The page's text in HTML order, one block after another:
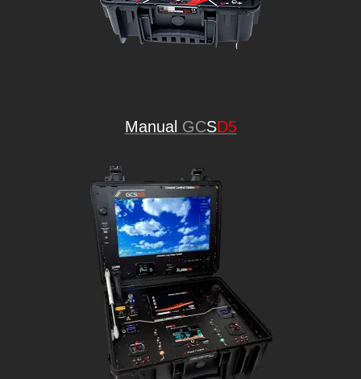
Manual GCSD5